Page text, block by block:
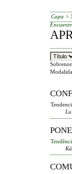
Capa >